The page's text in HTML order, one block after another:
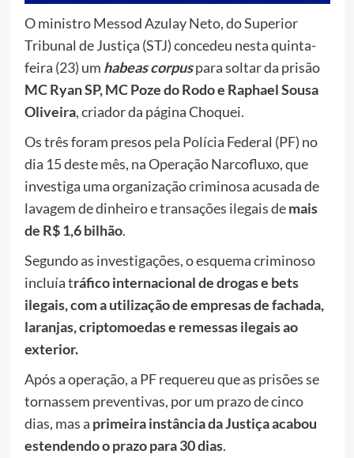
O ministro Messod Azulay Neto, do Superior
Tribunal de Justiça (STJ) concedeu nesta quinta-
feira (23) um habeas corpus para soltar da prisão
MC Ryan SP, MC Poze do Rodo e Raphael Sousa
Oliveira, criador da página Choquei.
Os três foram presos pela Polícia Federal (PF) no
dia 15 deste mês, na Operação Narcofluxo, que
investiga uma organização criminosa acusada de
lavagem de dinheiro e transações ilegais demais
de R$ 1,6 bilhão.
Segundo as investigações, o esquema criminoso
incluía tráfico internacional de drogas e bets
ilegais, com a utilização de empresas de fachada,
laranjas, criptomoedas e remessas ilegais ao
exterior.
Após a operação, a PF requereu que as prisões se
tornassem preventivas, por um prazo de cinco
dias, mas a primeira instância da Justiça acabou
estendendo o prazo para 30 dias.